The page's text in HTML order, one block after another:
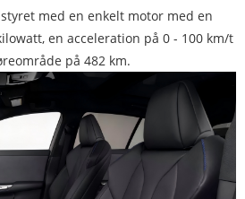
med en enkelt motor med en
en acceleration på 0 - 100 km/t
på 482 km.